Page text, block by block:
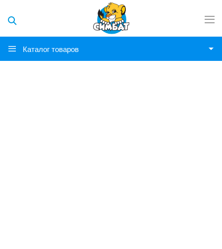
Каталог товаров